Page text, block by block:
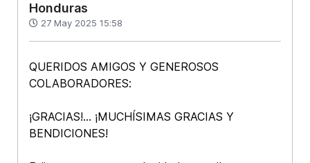
Honduras
27 May 2025 15:58
QUERIDOS AMIGOS Y GENEROSOS
COLABORADORES:
¡GRACIAS!... ¡MUCHÍSIMAS GRACIAS Y
BENDICIONES!